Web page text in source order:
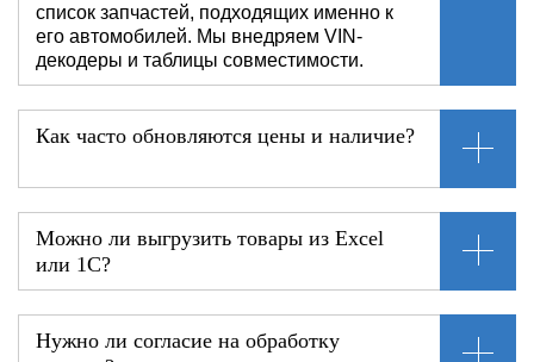
список запчастей, подходящих именно к
его автомобилей. Мы внедряем VIN-
декодеры и таблицы совместимости.
Как часто обновляются цены и наличие?
Можно ли выгрузить товары из Excel
или 1С?
Нужно ли согласие на обработку